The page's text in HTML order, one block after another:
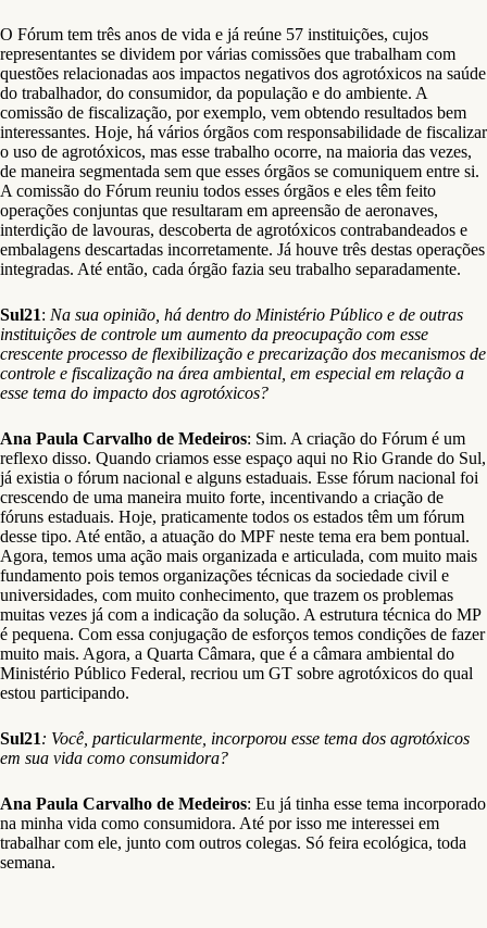
O Fórum tem três anos de vida e já reúne 57 instituições, cujos
representantes se dividem por várias comissões que trabalham com
questões relacionadas aos impactos negativos dos agrotóxicos na saúde
do trabalhador, do consumidor, da população e do ambiente. A
comissão de fiscalização, por exemplo, vem obtendo resultados bem
interessantes. Hoje, há vários órgãos com responsabilidade de fiscalizar
o uso de agrotóxicos, mas esse trabalho ocorre, na maioria das vezes,
de maneira segmentada sem que esses órgãos se comuniquem entre si.
A comissão do Fórum reuniu todos esses órgãos e eles têm feito
operações conjuntas que resultaram em apreensão de aeronaves,
interdição de lavouras, descoberta de agrotóxicos contrabandeados e
embalagens descartadas incorretamente. Já houve três destas operações
integradas. Até então, cada órgão fazia seu trabalho separadamente.
Sul21: Na sua opinião, há dentro do Ministério Público e de outras
instituições de controle um aumento da preocupação com esse
crescente processo de flexibilização e precarização dos mecanismos de
controle e fiscalização na área ambiental, em especial em relação a
esse tema do impacto dos agrotóxicos?
Ana Paula Carvalho de Medeiros: Sim. A criação do Fórum é um
reflexo disso. Quando criamos esse espaço aqui no Rio Grande do Sul,
já existia o fórum nacional e alguns estaduais. Esse fórum nacional foi
crescendo de uma maneira muito forte, incentivando a criação de
fóruns estaduais. Hoje, praticamente todos os estados têm um fórum
desse tipo. Até então, a atuação do MPF neste tema era bem pontual.
Agora, temos uma ação mais organizada e articulada, com muito mais
fundamento pois temos organizações técnicas da sociedade civil e
universidades, com muito conhecimento, que trazem os problemas
muitas vezes já com a indicação da solução. A estrutura técnica do MP
é pequena. Com essa conjugação de esforços temos condições de fazer
muito mais. Agora, a Quarta Câmara, que é a câmara ambiental do
Ministério Público Federal, recriou um GT sobre agrotóxicos do qual
estou participando.
Sul21: Você, particularmente, incorporou esse tema dos agrotóxicos
em sua vida como consumidora?
Ana Paula Carvalho de Medeiros: Eu já tinha esse tema incorporado
na minha vida como consumidora. Até por isso me interessei em
trabalhar com ele, junto com outros colegas. Só feira ecológica, toda
semana.